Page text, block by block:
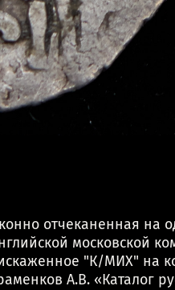
отчеканенная на
московской
"К/МИХ" на
А.В. «Каталог